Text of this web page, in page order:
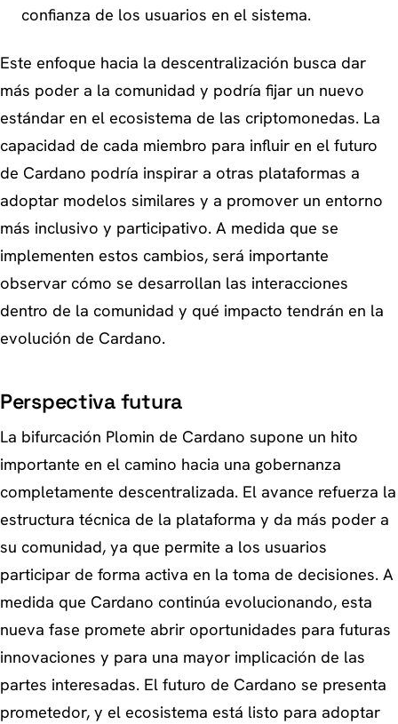
confianza de los usuarios en el sistema.
Este enfoque hacia la descentralización busca dar
más poder a la comunidad y podría fijar un nuevo
estándar en el ecosistema de las criptomonedas. La
capacidad de cada miembro para influir en el futuro
de Cardano podría inspirar a otras plataformas a
adoptar modelos similares y a promover un entorno
más inclusivo y participativo. A medida que se
implementen estos cambios, será importante
observar cómo se desarrollan las interacciones
dentro de la comunidad y qué impacto tendrán en la
evolución de Cardano.
Perspectiva futura
La bifurcación Plomin de Cardano supone un hito
importante en el camino hacia una gobernanza
completamente descentralizada. El avance refuerza la
estructura técnica de la plataforma y da más poder a
su comunidad, ya que permite a los usuarios
participar de forma activa en la toma de decisiones. A
medida que Cardano continúa evolucionando, esta
nueva fase promete abrir oportunidades para futuras
innovaciones y para una mayor implicación de las
partes interesadas. El futuro de Cardano se presenta
prometedor, y el ecosistema está listo para adoptar